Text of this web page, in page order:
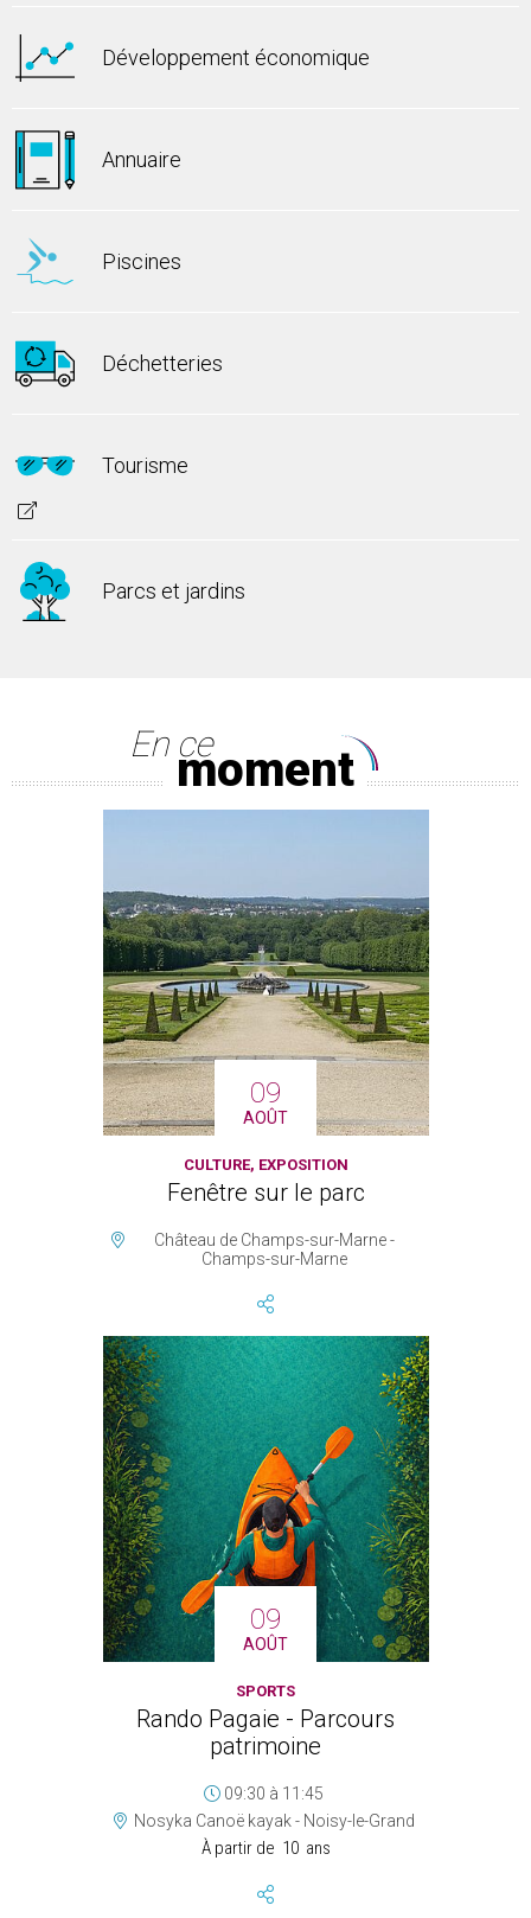
Développement économique
Annuaire
Piscines
Déchetteries
Tourisme
Parcs et jardins
En cemoment
09
AOÛT
CULTURE, EXPOSITION
Fenêtre sur le parc
Château de Champs-sur-Marne -
Champs-sur-Marne
09
AOÛT
SPORTS
Rando Pagaie - Parcours
patrimoine
09:30 à 11:45
Nosyka Canoë kayak - Noisy-le-Grand
À partir de 10 ans